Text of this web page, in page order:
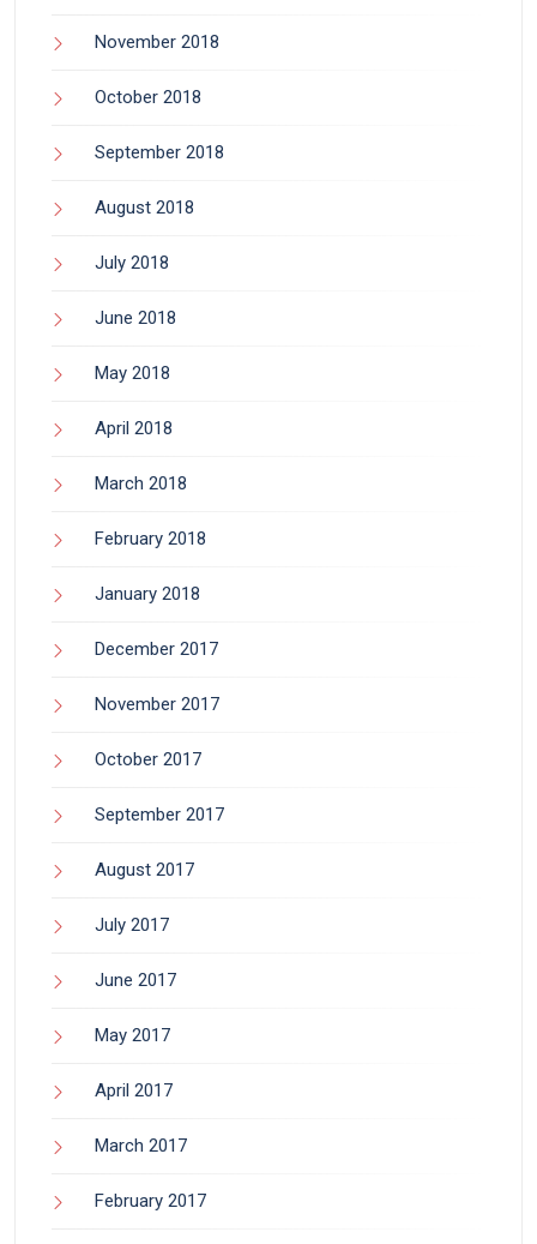
November 2018
October 2018
September 2018
August 2018
July 2018
June 2018
May 2018
April 2018
March 2018
February 2018
January 2018
December 2017
November 2017
October 2017
September 2017
August 2017
July 2017
June 2017
May 2017
April 2017
March 2017
February 2017